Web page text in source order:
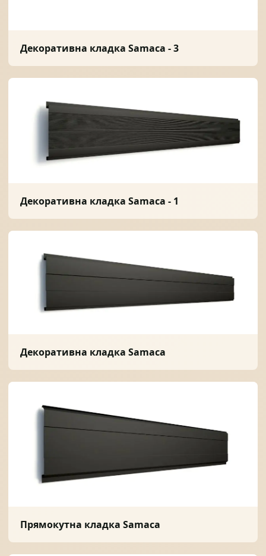
Декоративна кладка Samaca - 3
Декоративна кладка Samaca - 1
Декоративна кладка Samaca
Прямокутна кладка Samaca